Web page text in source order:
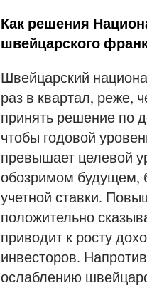
Как решения
швейцарского
Швейцарский
раз в квартал, реже,
принять решение по
чтобы годовой
превышает целевой
обозримом будущем,
учетной ставки.
положительно
приводит к росту
инвесторов.
ослаблению